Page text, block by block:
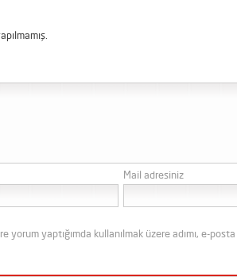
Mail adresiniz
yorum yaptığımda kullanılmak üzere adımı, e-